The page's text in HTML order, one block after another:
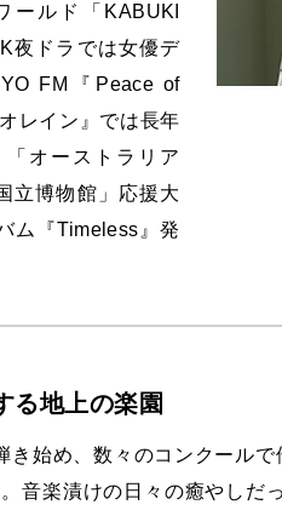
ールド「KABUKI
夜ドラでは女優デ
FM『Peace of
レイン』では長年
オーストラリア
立博物館」応援大
ム『Timeless』発
る地上の楽園
き始め、数々のコンクール
音楽漬けの日々の癒やしだ